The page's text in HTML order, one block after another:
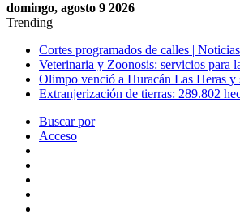
domingo, agosto 9 2026
Trending
Cortes programados de calles |
Veterinaria y Zoonosis: servicios para
Olimpo venció a Huracán Las Heras
Extranjerización de tierras: 289.802
Buscar por
Acceso